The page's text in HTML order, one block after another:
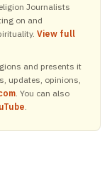
Journalists
on and
View full
and presents it
updates, opinions,
. You can also
.